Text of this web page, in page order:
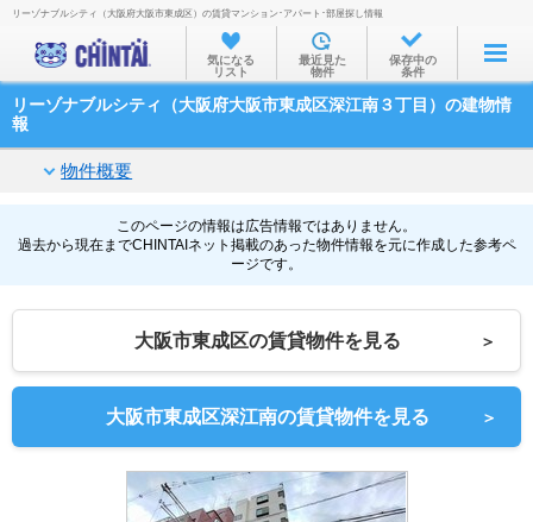
お部屋を探す
沿線・駅から
物件特集から
TOP
リーゾナブルシティ（大阪府大阪市東成区）の賃貸マンション･アパート･部屋探し情報
気になる
リスト
最近見た
物件
保存中の
条件
リーゾナブルシティ（大阪府大阪市東成区深江南３丁目）の建物情
報
物件概要
このページの情報は広告情報ではありません。
過去から現在までCHINTAIネット掲載のあった物件情報を元に作成した参考ペ
ージです。
大阪市東成区の賃貸物件を見る ＞
大阪市東成区深江南の賃貸物件を見る ＞